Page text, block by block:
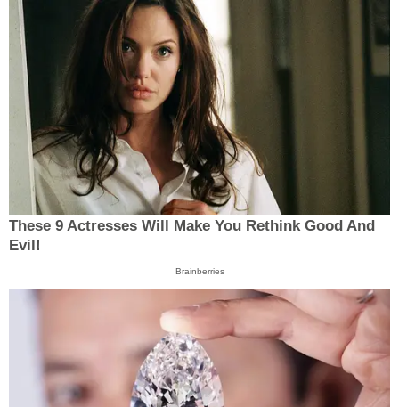
These 9 Actresses Will Make You Rethink Good And
Evil!
Brainberries